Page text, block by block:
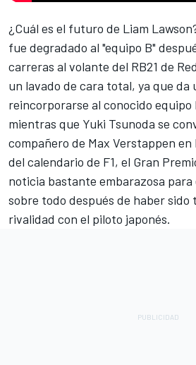
¿Cuál es el futuro de Liam Lawson
fue degradado al "equipo B"
carreras al volante del RB21 de Red
un lavado de cara total, ya que da
reincorporarse al conocido equipo
mientras que Yuki Tsunoda se
compañero de Max Verstappen en
del calendario de F1, el Gran
noticia bastante embarazosa para
sobre todo después de haber sido
rivalidad con el piloto japonés.